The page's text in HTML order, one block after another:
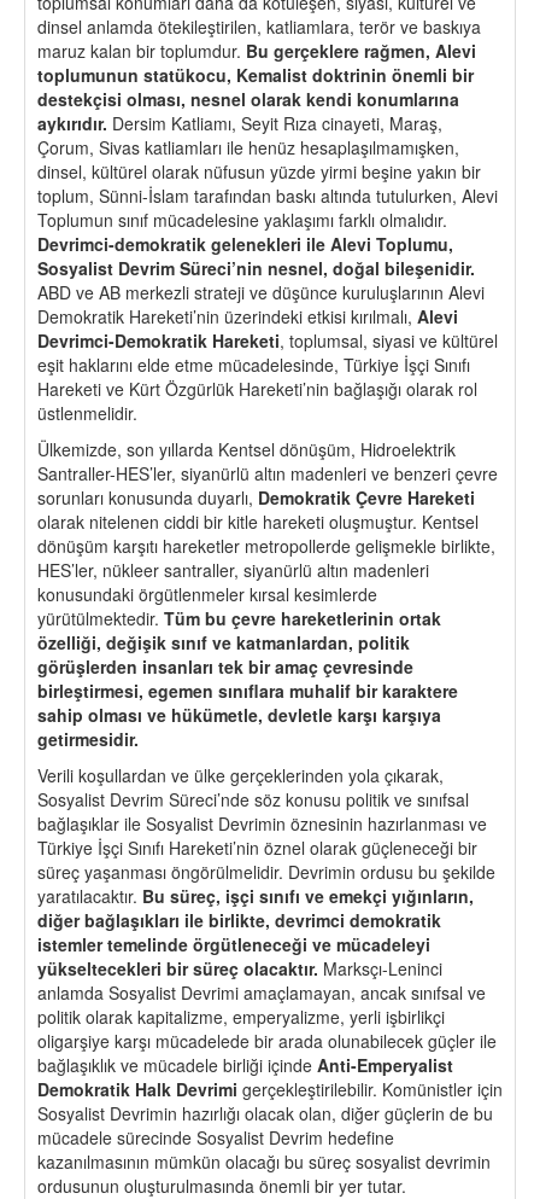
dinsel anlamda ötekileştirilen, katliamlara, terör ve baskıya
maruz kalan bir toplumdur. Bu gerçeklere rağmen, Alevi
toplumunun statükocu, Kemalist doktrinin önemli bir
destekçisi olması, nesnel olarak kendi konumlarına
aykırıdır. Dersim Katliamı, Seyit Rıza cinayeti, Maraş,
Çorum, Sivas katliamları ile henüz hesaplaşılmamışken,
dinsel, kültürel olarak nüfusun yüzde yirmi beşine yakın bir
toplum, Sünni-İslam tarafından baskı altında tutulurken, Alevi
Toplumun sınıf mücadelesine yaklaşımı farklı olmalıdır.
Devrimci-demokratik gelenekleri ile Alevi Toplumu,
Sosyalist Devrim Süreci’nin nesnel, doğal bileşenidir.
ABD ve AB merkezli strateji ve düşünce kuruluşlarının Alevi
Demokratik Hareketi’nin üzerindeki etkisi kırılmalı, Alevi
Devrimci-Demokratik Hareketi, toplumsal, siyasi ve kültürel
eşit haklarını elde etme mücadelesinde, Türkiye İşçi Sınıfı
Hareketi ve Kürt Özgürlük Hareketi’nin bağlaşığı olarak rol
üstlenmelidir.
Ülkemizde, son yıllarda Kentsel dönüşüm, Hidroelektrik
Santraller-HES’ler, siyanürlü altın madenleri ve benzeri çevre
sorunları konusunda duyarlı, Demokratik Çevre Hareketi
olarak nitelenen ciddi bir kitle hareketi oluşmuştur. Kentsel
dönüşüm karşıtı hareketler metropollerde gelişmekle birlikte,
HES’ler, nükleer santraller, siyanürlü altın madenleri
konusundaki örgütlenmeler kırsal kesimlerde
yürütülmektedir. Tüm bu çevre hareketlerinin ortak
özelliği, değişik sınıf ve katmanlardan, politik
görüşlerden insanları tek bir amaç çevresinde
birleştirmesi, egemen sınıflara muhalif bir karaktere
sahip olması ve hükümetle, devletle karşı karşıya
getirmesidir.
Verili koşullardan ve ülke gerçeklerinden yola çıkarak,
Sosyalist Devrim Süreci’nde söz konusu politik ve sınıfsal
bağlaşıklar ile Sosyalist Devrimin öznesinin hazırlanması ve
Türkiye İşçi Sınıfı Hareketi’nin öznel olarak güçleneceği bir
süreç yaşanması öngörülmelidir. Devrimin ordusu bu şekilde
yaratılacaktır. Bu süreç, işçi sınıfı ve emekçi yığınların,
diğer bağlaşıkları ile birlikte, devrimci demokratik
istemler temelinde örgütleneceği ve mücadeleyi
yükseltecekleri bir süreç olacaktır. Marksçı-Leninci
anlamda Sosyalist Devrimi amaçlamayan, ancak sınıfsal ve
politik olarak kapitalizme, emperyalizme, yerli işbirlikçi
oligarşiye karşı mücadelede bir arada olunabilecek güçler ile
bağlaşıklık ve mücadele birliği içinde Anti-Emperyalist
Demokratik Halk Devrimi gerçekleştirilebilir. Komünistler için
Sosyalist Devrimin hazırlığı olacak olan, diğer güçlerin de bu
mücadele sürecinde Sosyalist Devrim hedefine
kazanılmasının mümkün olacağı bu süreç sosyalist devrimin
ordusunun oluşturulmasında önemli bir yer tutar.